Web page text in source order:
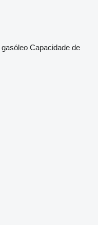
gasóleo Capacidade de